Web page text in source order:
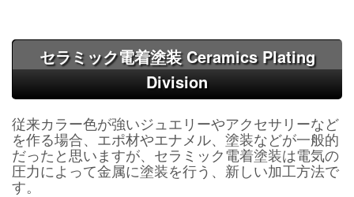
セラミック電着塗装 Ceramics Plating
Division
従来カラー色が強いジュエリーやアクセサリーなど
を作る場合、エポ材やエナメル、塗装などが一般的
だったと思いますが、セラミック電着塗装は電気の
圧力によって金属に塗装を行う、新しい加工方法で
す。